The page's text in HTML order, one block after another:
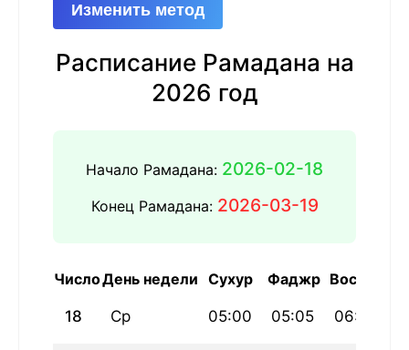
Изменить метод
Расписание Рамадана на
2026 год
Начало Рамадана: 2026-02-18
Конец Рамадана: 2026-03-19
ЧислоДень недели Сухур Фаджр Восход
18 Ср 05:00 05:05 06:48